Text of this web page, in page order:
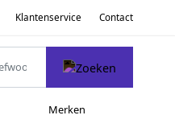
Klantenservice Contact
Merken